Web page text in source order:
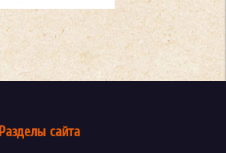
Разделы сайта